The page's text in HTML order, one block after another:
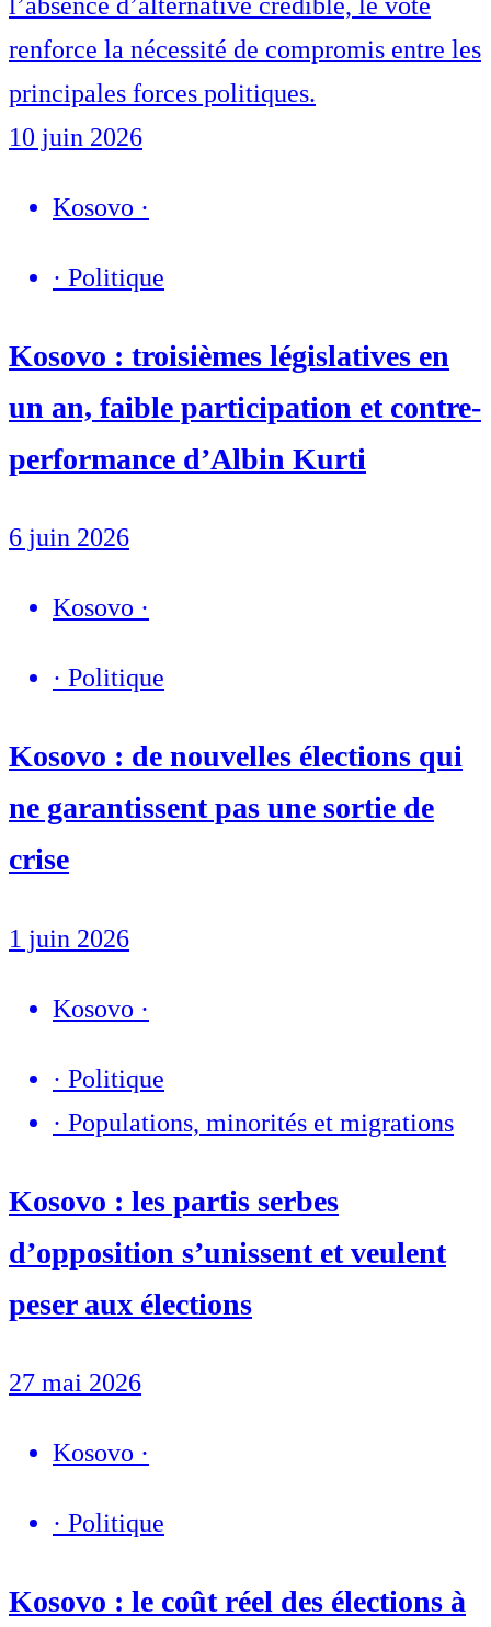
l’absence d’alternative crédible, le vote
renforce la nécessité de compromis entre les
principales forces politiques.
10 juin 2026
Kosovo ·
· Politique
Kosovo : troisièmes législatives en
un an, faible participation et contre-
performance d’Albin Kurti
6 juin 2026
Kosovo ·
· Politique
Kosovo : de nouvelles élections qui
ne garantissent pas une sortie de
crise
1 juin 2026
Kosovo ·
· Politique
· Populations, minorités et migrations
Kosovo : les partis serbes
d’opposition s’unissent et veulent
peser aux élections
27 mai 2026
Kosovo ·
· Politique
Kosovo : le coût réel des élections à